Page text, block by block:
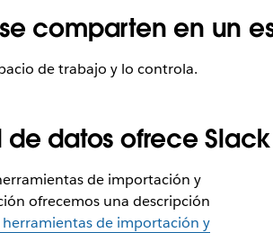
comparten en un
de trabajo y lo controla.
datos ofrece
de importación y
ofrecemos una descripción
herramientas de importación y